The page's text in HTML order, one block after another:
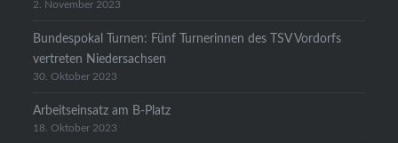
2. November 2023
Bundespokal Turnen: Fünf Turnerinnen des TSV Vordorfs
vertreten Niedersachsen
30. Oktober 2023
Arbeitseinsatz am B-Platz
18. Oktober 2023